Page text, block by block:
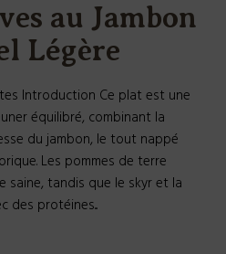
au Jambon
Légère
Introduction Ce plat est une
équilibré, combinant la
du jambon, le tout nappé
Les pommes de terre
saine, tandis que le skyr et la
des protéines...